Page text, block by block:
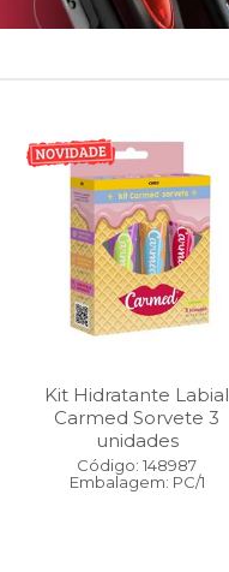
Kit Hidratante Labial
Carmed Sorvete 3
unidades
Código: 148987
Embalagem: PC/1